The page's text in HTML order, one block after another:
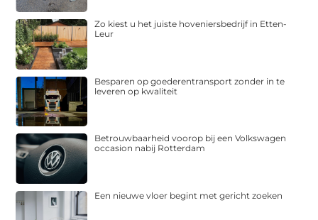
Zo kiest u het juiste hoveniersbedrijf in Etten-
Leur
Besparen op goederentransport zonder in te
leveren op kwaliteit
Betrouwbaarheid voorop bij een Volkswagen
occasion nabij Rotterdam
Een nieuwe vloer begint met gericht zoeken